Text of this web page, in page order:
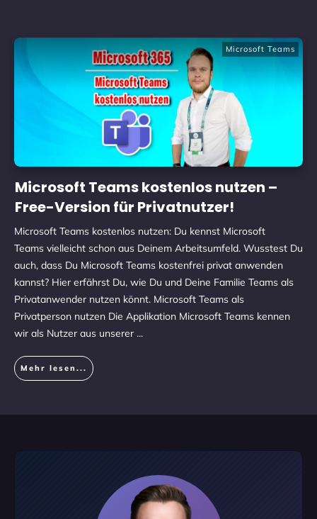
Microsoft Teams
Microsoft Teams kostenlos nutzen –
Free-Version für Privatnutzer!
Microsoft Teams kostenlos nutzen: Du kennst Microsoft
Teams vielleicht schon aus Deinem Arbeitsumfeld. Wusstest Du
auch, dass Du Microsoft Teams kostenfrei privat anwenden
kannst? Hier erfährst Du, wie Du und Deine Familie Teams als
Privatanwender nutzen könnt. Microsoft Teams als
Privatperson nutzen Die Applikation Microsoft Teams kennen
wir als Nutzer aus unserer ...
Mehr lesen...